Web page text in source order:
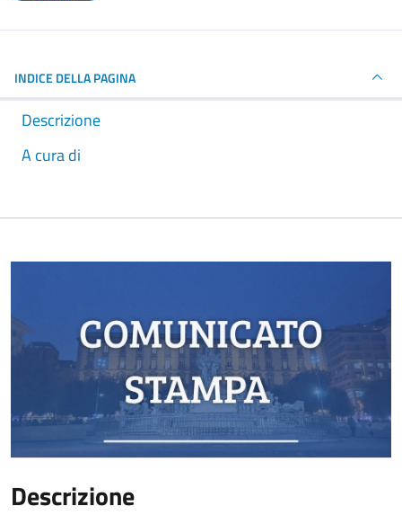
INDICE DELLA PAGINA
Descrizione
A cura di
Descrizione